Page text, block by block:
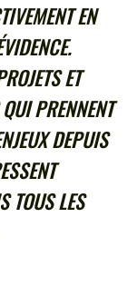
EN
ET
PRENNENT
DEPUIS
TOUS LES